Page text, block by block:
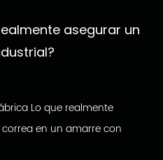
asegurar un
Lo que realmente
en un amarre con